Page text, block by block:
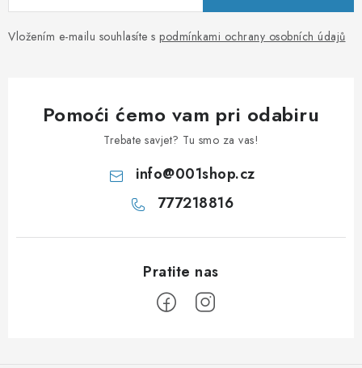
Vložením e-mailu souhlasíte s podmínkami ochrany osobních údajů
Pomoći ćemo vam pri odabiru
Trebate savjet? Tu smo za vas!
info@001shop.cz
777218816